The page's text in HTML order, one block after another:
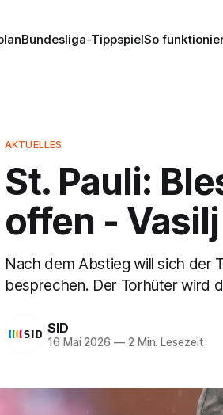
Bundesliga-TippspielSo
AKTUELLES
St. Pauli:
offen -
Nach dem Abstieg will sich der
besprechen. Der Torhüter wird
SID
16 Mai 2026 —2 Min. Lesezeit